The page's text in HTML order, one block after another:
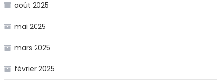
août 2025
mai 2025
mars 2025
février 2025